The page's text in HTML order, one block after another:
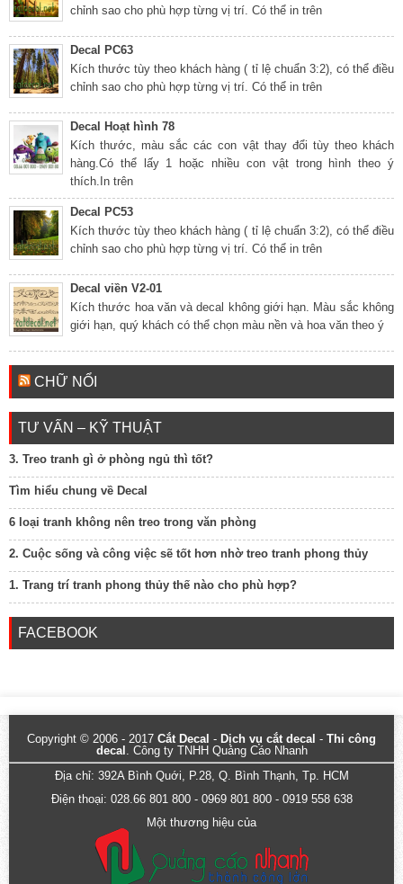
chỉnh sao cho phù hợp từng vị trí. Có thể in trên
Decal PC63
Kích thước tùy theo khách hàng ( tỉ lệ chuẩn 3:2), có thể điều
chỉnh sao cho phù hợp từng vị trí. Có thể in trên
Decal Hoạt hình 78
Kích thước, màu sắc các con vật thay đổi tùy theo khách
hàng.Có thể lấy 1 hoặc nhiều con vật trong hình theo ý
thích.In trên
Decal PC53
Kích thước tùy theo khách hàng ( tỉ lệ chuẩn 3:2), có thể điều
chỉnh sao cho phù hợp từng vị trí. Có thể in trên
Decal viền V2-01
Kích thước hoa văn và decal không giới hạn. Màu sắc không
giới hạn, quý khách có thể chọn màu nền và hoa văn theo ý
CHỮ NỔI
TƯ VẤN – KỸ THUẬT
3. Treo tranh gì ở phòng ngủ thì tốt?
Tìm hiểu chung về Decal
6 loại tranh không nên treo trong văn phòng
2. Cuộc sống và công việc sẽ tốt hơn nhờ treo tranh phong thủy
1. Trang trí tranh phong thủy thế nào cho phù hợp?
FACEBOOK
Copyright © 2006 - 2017 Cắt Decal - Dịch vụ cắt decal - Thi công
decal . Công ty TNHH Quảng Cáo Nhanh
Địa chỉ: 392A Bình Quới, P.28, Q. Bình Thạnh, Tp. HCM
Điện thoại: 028.66 801 800 - 0969 801 800 - 0919 558 638
Một thương hiệu của